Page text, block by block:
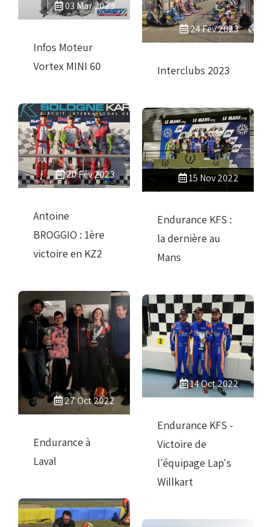
03 Mar 2023
Infos Moteur
Vortex MINI 60
24 Fév 2023
Interclubs 2023
20 Fév 2023
Antoine
BROGGIO : 1ère
victoire en KZ2
15 Nov 2022
Endurance KFS :
la dernière au
Mans
27 Oct 2022
Endurance à
Laval
14 Oct 2022
Endurance KFS -
Victoire de
l'équipage Lap's
Willkart